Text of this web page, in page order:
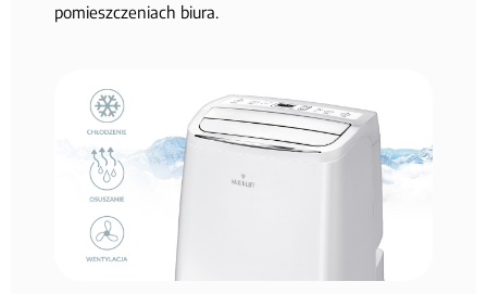
pomieszczeniach biura.